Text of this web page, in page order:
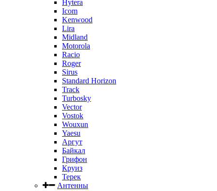
Hytera
Icom
Kenwood
Lira
Midland
Motorola
Racio
Roger
Sirus
Standard Horizon
Track
Turbosky
Vector
Vostok
Wouxun
Yaesu
Аргут
Байкал
Грифон
Круиз
Терек
Антенны